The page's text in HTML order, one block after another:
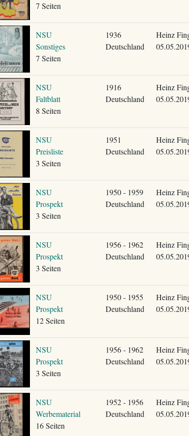
7 Seiten
NSU
Sonstiges
7 Seiten
1936
Deutschland
Heinz
NSU
Faltblatt
8 Seiten
1916
Deutschland
Heinz
NSU
Preisliste
3 Seiten
1951
Deutschland
Heinz
NSU
Prospekt
3 Seiten
1950 - 1959
Deutschland
Heinz
NSU
Prospekt
3 Seiten
1956 - 1962
Deutschland
Heinz
NSU
Prospekt
12 Seiten
1950 - 1955
Deutschland
Heinz
NSU
Prospekt
3 Seiten
1956 - 1962
Deutschland
Heinz
NSU
Werbematerial
16 Seiten
1952 - 1956
Deutschland
Heinz